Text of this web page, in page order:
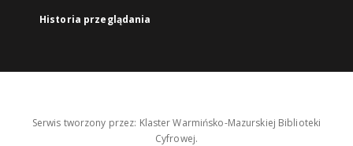
Historia przeglądania
Serwis tworzony przez: Klaster Warmińsko-Mazurskiej Biblioteki
Cyfrowej.